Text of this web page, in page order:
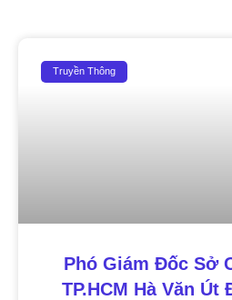
Truyền Thông
Phó Giám Đốc Sở
TP.HCM Hà Văn Út